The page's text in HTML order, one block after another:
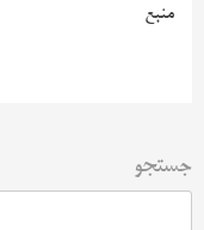
منبع
جستجو